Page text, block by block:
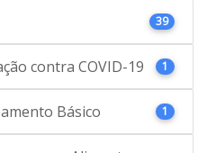
39
contra COVID-19 1
Básico 1